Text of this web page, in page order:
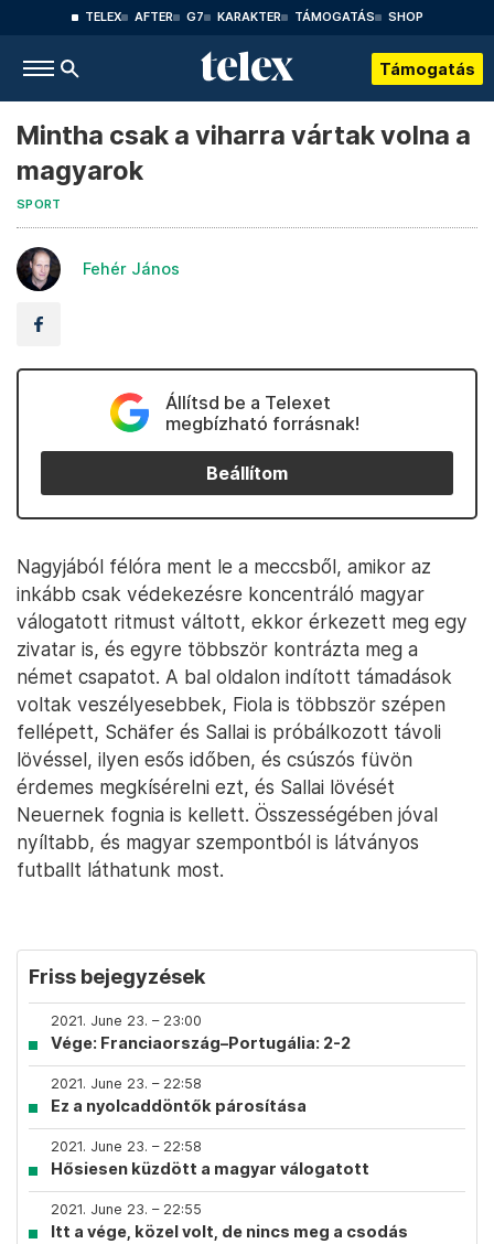
TELEX AFTER G7 KARAKTER TÁMOGATÁS SHOP
Támogatás
Mintha csak a viharra vártak volna a
magyarok
SPORT
Fehér János
Állítsd be a Telexet
megbízható forrásnak!
Beállítom
Nagyjából félóra ment le a meccsből, amikor az
inkább csak védekezésre koncentráló magyar
válogatott ritmust váltott, ekkor érkezett meg egy
zivatar is, és egyre többször kontrázta meg a
német csapatot. A bal oldalon indított támadások
voltak veszélyesebbek, Fiola is többször szépen
fellépett, Schäfer és Sallai is próbálkozott távoli
lövéssel, ilyen esős időben, és csúszós füvön
érdemes megkísérelni ezt, és Sallai lövését
Neuernek fognia is kellett. Összességében jóval
nyíltabb, és magyar szempontból is látványos
futballt láthatunk most.
Friss bejegyzések
2021. June 23. – 23:00
Vége: Franciaország–Portugália: 2-2
2021. June 23. – 22:58
Ez a nyolcaddöntők párosítása
2021. June 23. – 22:58
Hősiesen küzdött a magyar válogatott
2021. June 23. – 22:55
Itt a vége, közel volt, de nincs meg a csodás